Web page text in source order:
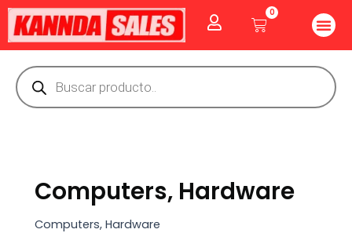
contenido
0
Cart
Búsqueda
de
productos
Computers, Hardware
Computers, Hardware
Buscar
por: